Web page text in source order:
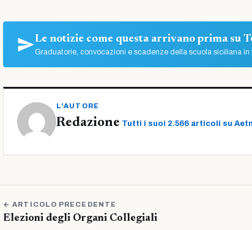
Le notizie come questa arrivano prima su
Graduatorie, convocazioni e scadenze della scuola siciliana in
L'AUTORE
Redazione Tutti i suoi 2.566 articoli su
← ARTICOLO PRECEDENTE
Elezioni degli Organi Collegiali